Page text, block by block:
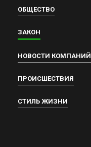
ОБЩЕСТВО
ЗАКОН
НОВОСТИ КОМПАНИЙ
ПРОИСШЕСТВИЯ
СТИЛЬ ЖИЗНИ